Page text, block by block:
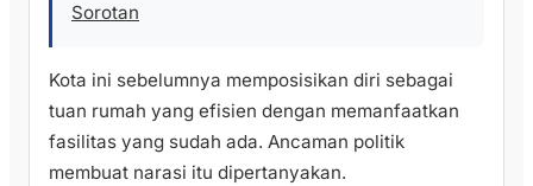
Sorotan
Kota ini sebelumnya memposisikan diri sebagai
tuan rumah yang efisien dengan memanfaatkan
fasilitas yang sudah ada. Ancaman politik
membuat narasi itu dipertanyakan.